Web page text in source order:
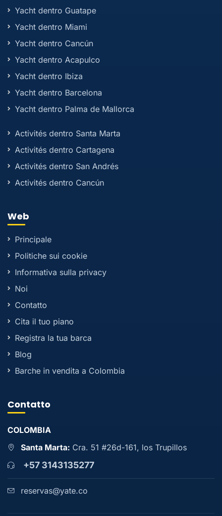
Yacht dentro Guatape
Yacht dentro Miami
Yacht dentro Cancún
Yacht dentro Acapulco
Yacht dentro Ibiza
Yacht dentro Barcelona
Yacht dentro Palma de Mallorca
Activités dentro Santa Marta
Activités dentro Cartagena
Activités dentro San Andrés
Activités dentro Cancún
Web
Principale
Politiche sui cookie
Informativa sulla privacy
Noi
Contatto
Cita il tuo piano
Registra la tua barca
Blog
Barche in vendita a Colombia
Contatto
COLOMBIA
Santa Marta: Cra. 51 #26d-161, los Trupillos
+57 3143135277
reservas@yate.co